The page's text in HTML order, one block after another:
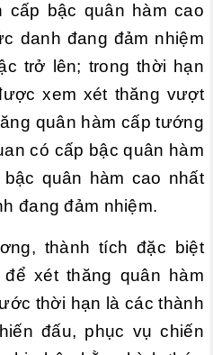
cấp bậc quân hàm cao
danh đang đảm nhiệm
trở lên; trong thời hạn
xem xét thăng vượt
quân hàm cấp tướng
có cấp bậc quân hàm
quân hàm cao nhất
đang đảm nhiệm.
thành tích đặc biệt
xét thăng quân hàm
thời hạn là các thành
đấu, phục vụ chiến